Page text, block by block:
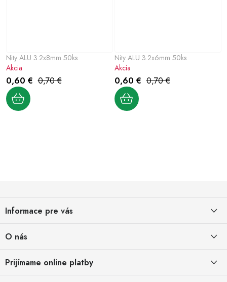
Nity ALU 3.2x8mm 50ks
0,60 € 0,70 €
Akcia
Nity ALU 3.2x6mm 50ks
0,60 € 0,70 €
Akcia
d
a
c
i
e
p
p
ä
Informace pre vás
Obchodné podmienky
a právnické osoby
O nás
O nás
Prijímame online platby